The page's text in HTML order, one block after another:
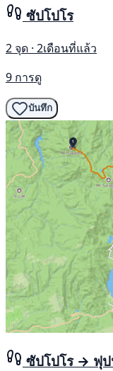
ซัปโปโร
2 จุด · 2เดือนที่แล้ว
9 การดู
บันทึก
ซัปโปโร → ฟุ